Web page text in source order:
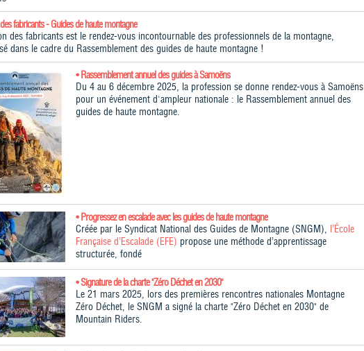
fabricants - Guides de haute montagne
des fabricants est le rendez-vous incontournable des professionnels de la montagne,
dans le cadre du Rassemblement des guides de haute montagne !​
• Rassemblement annuel des guides à Samoëns
Du 4 au 6 décembre 2025, la profession se donne rendez-vous à Samoëns
pour un événement d'ampleur nationale : le Rassemblement annuel des
guides de haute montagne.
• Progressez en escalade avec les guides de haute montagne
Créée par le Syndicat National des Guides de Montagne (SNGM), l’École
Française d’Escalade (EFE) propose une méthode d’apprentissage
structurée, fondé
• Signature de la charte "Zéro Déchet en 2030"
Le 21 mars 2025, lors des premières rencontres nationales Montagne
Zéro Déchet, le SNGM a signé la charte "Zéro Déchet en 2030" de
Mountain Riders.